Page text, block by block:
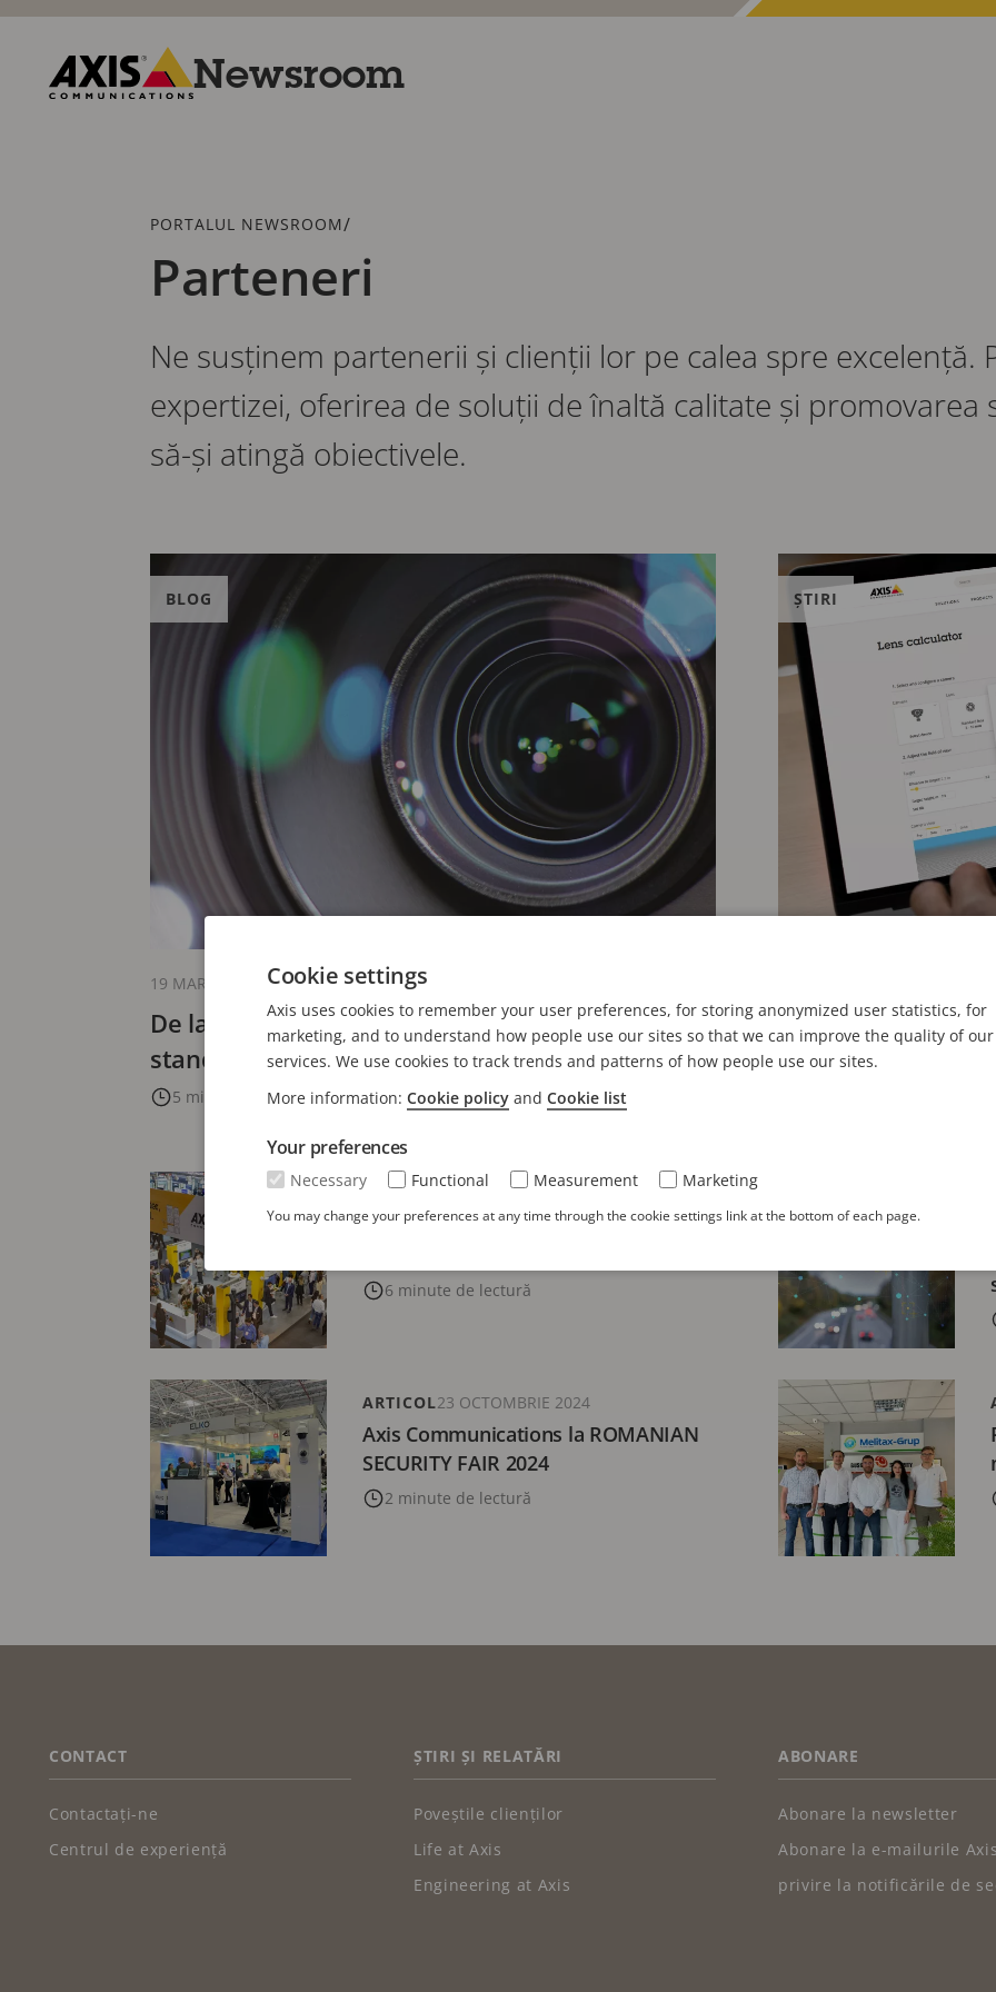
Trecere
conținutul
principal
Newsroom
Urme
PORTALUL NEWSROOM/
Parteneri
Ne susținem partenerii și clienții lor pe calea spre excelență.
expertizei, oferirea de soluții de înaltă calitate și promovarea
să-și atingă obiectivele.
De la DORI la performanță vizuală: evoluția
standardului IEC 62676-4:2025
5 minute de lectură
BLOG
19 MARTIE 2026
Suport dual
anumite
ȘTIRI
Smart City Expo World Congress 2025:
6 minute de lectură
BLOG 28 DECEMBRIE 2025
Axis Communications la ROMANIAN
SECURITY FAIR 2024
2 minute de lectură
ARTICOL23 OCTOMBRIE 2024
FOOTER
CONTACT
Contactați-ne
Centrul de experiență
ȘTIRI ȘI RELATĂRI
Poveștile clienților
Life at Axis
Engineering at Axis
ABONARE
Abonare la newsletter
Abonare la e-mailurile
privire la notificările de
Cookie settings
Axis uses cookies to remember your user preferences, for storing anonymized user statistics, for
marketing, and to understand how people use our sites so that we can improve the quality of our
services. We use cookies to track trends and patterns of how people use our sites.
More information: Cookie policy and Cookie list
Your preferences
Necessary Functional Measurement Marketing
You may change your preferences at any time through the cookie settings link at the bottom of each page.